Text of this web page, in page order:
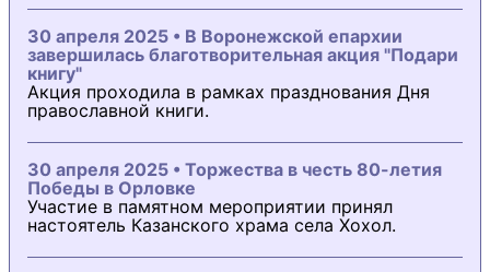
30 апреля 2025 • В Воронежской епархии
завершилась благотворительная акция "Подари
книгу"
Акция проходила в рамках празднования Дня
православной книги.
30 апреля 2025 • Торжества в честь 80-летия
Победы в Орловке
Участие в памятном мероприятии принял
настоятель Казанского храма села Хохол.